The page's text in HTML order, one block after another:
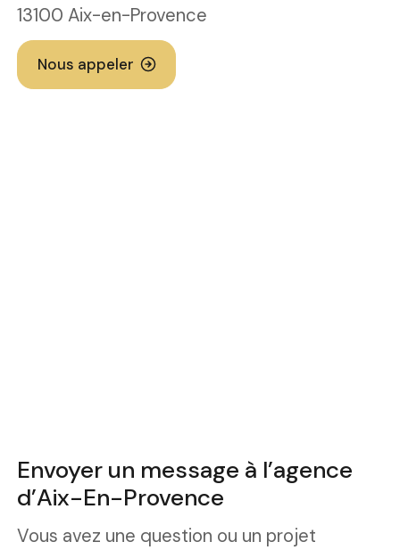
13100 Aix-en-Provence
Nous appeler
Envoyer un message à l’agence
d’Aix-En-Provence
Vous avez une question ou un projet